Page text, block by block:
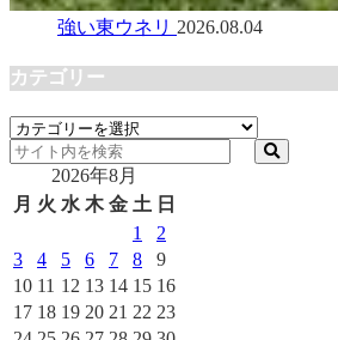
強い東ウネリ 2026.08.04
カテゴリー
カ
テ
リ
2026年8月
月 火 水 木 金 土 日
1
2
3
4 5 6 7 8
9
10 11 12 13 14 15 16
17 18 19 20 21 22 23